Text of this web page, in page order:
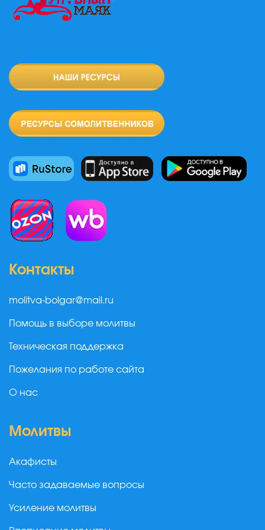
Контакты
molitva-bolgar@mail.ru
Помощь в выборе молитвы
Техническая поддержка
Пожелания по работе сайта
О нас
Молитвы
Акафисты
Часто задаваемые вопросы
Усиление молитвы